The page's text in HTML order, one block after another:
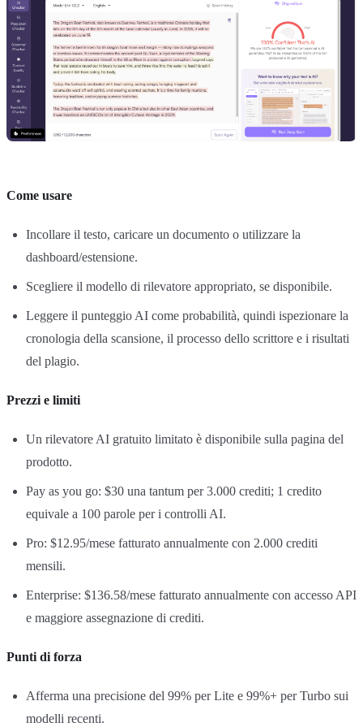
Come usare
Incollare il testo, caricare un documento o utilizzare la
dashboard/estensione.
Scegliere il modello di rilevatore appropriato, se disponibile.
Leggere il punteggio AI come probabilità, quindi ispezionare la
cronologia della scansione, il processo dello scrittore e i risultati
del plagio.
Prezzi e limiti
Un rilevatore AI gratuito limitato è disponibile sulla pagina del
prodotto.
Pay as you go: $30 una tantum per 3.000 crediti; 1 credito
equivale a 100 parole per i controlli AI.
Pro: $12.95/mese fatturato annualmente con 2.000 crediti
mensili.
Enterprise: $136.58/mese fatturato annualmente con accesso API
e maggiore assegnazione di crediti.
Punti di forza
Afferma una precisione del 99% per Lite e 99%+ per Turbo sui
modelli recenti.